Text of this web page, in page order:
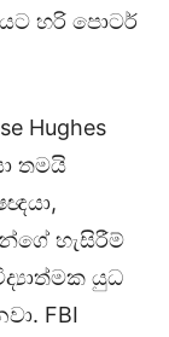
හරි පොටර්
Hughes
තමයි
හැසිරීම්
යුධ
FBI